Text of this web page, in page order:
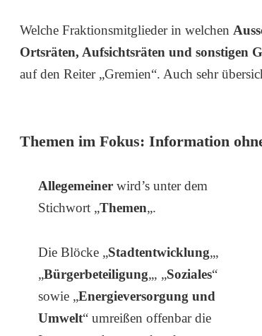
Welche Fraktionsmitglieder in welchen
Ortsräten, Aufsichtsräten und sonstigen
auf den Reiter „Gremien“. Auch sehr
Themen im Fokus: Information
Allegemeiner wird’s unter dem
Stichwort „Themen„.
Die Blöcke „Stadtentwicklung„,
„Bürgerbeteiligung„, „Soziales“
sowie „Energieversorgung und
Umwelt“ umreißen offenbar die